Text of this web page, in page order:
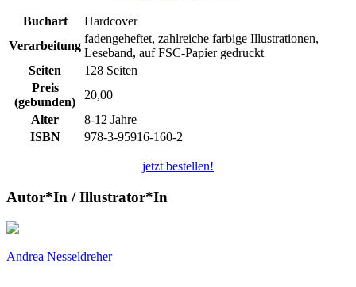
Buchart
Hardcover
Verarbeitung
fadengeheftet, zahlreiche farbige Illustrationen,
Leseband, auf FSC-Papier gedruckt
Seiten
128 Seiten
Preis
(gebunden)
20,00
Alter
8-12 Jahre
ISBN
978-3-95916-160-2
jetzt bestellen!
Autor*In / Illustrator*In
Andrea Nesseldreher